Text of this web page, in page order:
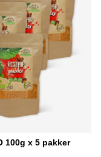
100g x 5 pakker